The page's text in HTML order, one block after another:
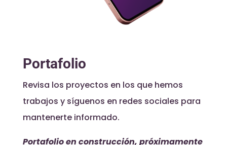
Portafolio
Revisa los proyectos en los que hemos
trabajos y síguenos en redes sociales para
mantenerte informado.
Portafolio en construcción, próximamente